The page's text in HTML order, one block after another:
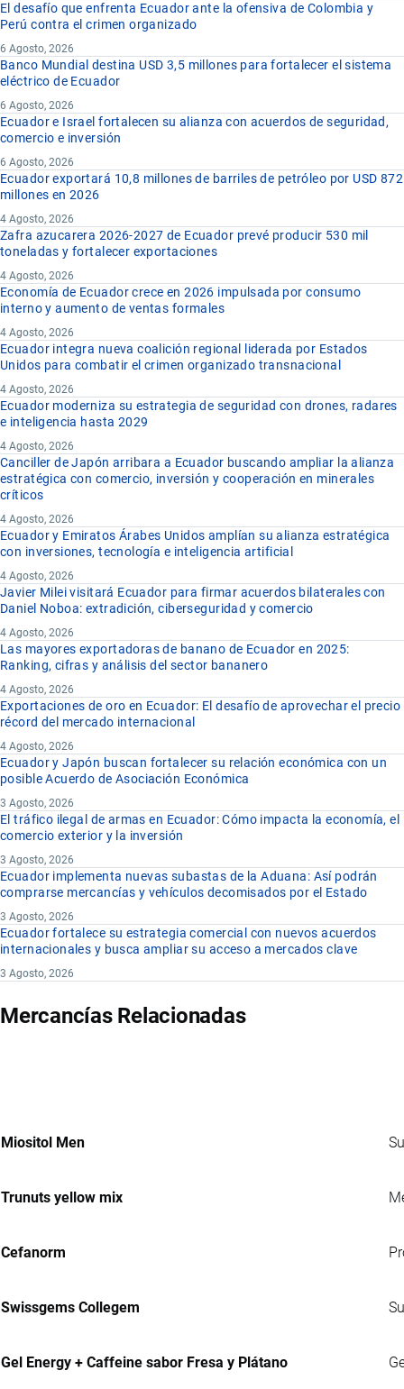
El desafío que enfrenta Ecuador ante la ofensiva de Colombia y
Perú contra el crimen organizado
6 Agosto, 2026
Banco Mundial destina USD 3,5 millones para fortalecer el sistema
eléctrico de Ecuador
6 Agosto, 2026
Ecuador e Israel fortalecen su alianza con acuerdos de seguridad,
comercio e inversión
6 Agosto, 2026
Ecuador exportará 10,8 millones de barriles de petróleo por USD 872
millones en 2026
4 Agosto, 2026
Zafra azucarera 2026-2027 de Ecuador prevé producir 530 mil
toneladas y fortalecer exportaciones
4 Agosto, 2026
Economía de Ecuador crece en 2026 impulsada por consumo
interno y aumento de ventas formales
4 Agosto, 2026
Ecuador integra nueva coalición regional liderada por Estados
Unidos para combatir el crimen organizado transnacional
4 Agosto, 2026
Ecuador moderniza su estrategia de seguridad con drones, radares
e inteligencia hasta 2029
4 Agosto, 2026
Canciller de Japón arribara a Ecuador buscando ampliar la alianza
estratégica con comercio, inversión y cooperación en minerales
críticos
4 Agosto, 2026
Ecuador y Emiratos Árabes Unidos amplían su alianza estratégica
con inversiones, tecnología e inteligencia artificial
4 Agosto, 2026
Javier Milei visitará Ecuador para firmar acuerdos bilaterales con
Daniel Noboa: extradición, ciberseguridad y comercio
4 Agosto, 2026
Las mayores exportadoras de banano de Ecuador en 2025:
Ranking, cifras y análisis del sector bananero
4 Agosto, 2026
Exportaciones de oro en Ecuador: El desafío de aprovechar el precio
récord del mercado internacional
4 Agosto, 2026
Ecuador y Japón buscan fortalecer su relación económica con un
posible Acuerdo de Asociación Económica
3 Agosto, 2026
El tráfico ilegal de armas en Ecuador: Cómo impacta la economía, el
comercio exterior y la inversión
3 Agosto, 2026
Ecuador implementa nuevas subastas de la Aduana: Así podrán
comprarse mercancías y vehículos decomisados por el Estado
3 Agosto, 2026
Ecuador fortalece su estrategia comercial con nuevos acuerdos
internacionales y busca ampliar su acceso a mercados clave
3 Agosto, 2026
Mercancías Relacionadas
Miositol Men
Trunuts yellow mix
Cefanorm
Swissgems Collegem
Gel Energy + Caffeine sabor Fresa y Plátano